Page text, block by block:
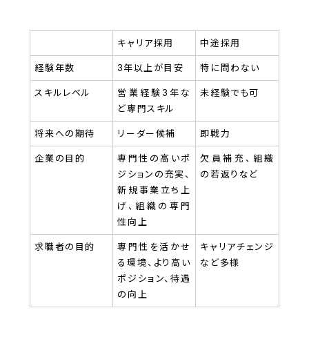
キャリア採用 中途採用
経験年数 3年以上が目安 特に問わない
スキルレベル
営業経験3年な
ど専門スキル
未経験でも可
将来への期待 リーダー候補 即戦力
企業の目的
専門性の高いポ
ジションの充実、
新規事業立ち上
げ、組織の専門
性向上
欠員補充、組織
の若返りなど
求職者の目的
専門性を活かせ
る環境、より高い
ポジション、待遇
の向上
キャリアチェンジ
など多様